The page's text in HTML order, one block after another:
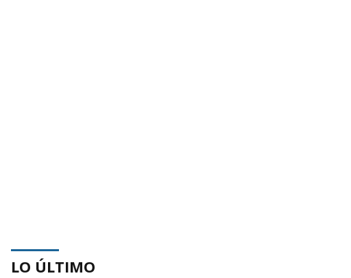
LO ÚLTIMO